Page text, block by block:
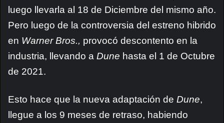
luego llevarla al 18 de Diciembre del mismo año.
Pero luego de la controversia del estreno hibrido
en Warner Bros., provocó descontento en la
industria, llevando a Dune hasta el 1 de Octubre
de 2021.
Esto hace que la nueva adaptación de Dune,
llegue a los 9 meses de retraso, habiendo